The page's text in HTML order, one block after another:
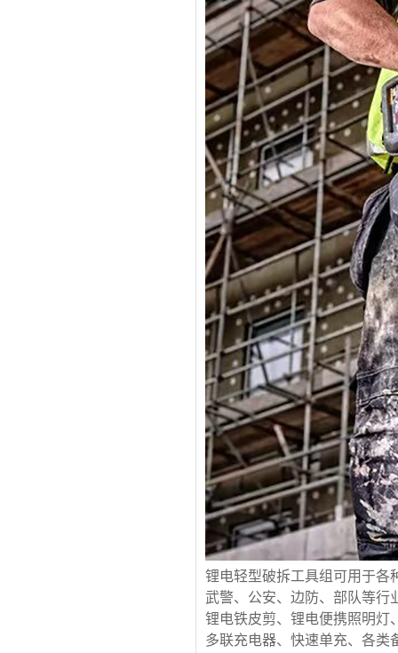
锂电轻型破拆工具组可用于各
武警、公安、边防、部队等行
锂电铁皮剪、锂电便携照明灯
多联充电器、快速单充、各类